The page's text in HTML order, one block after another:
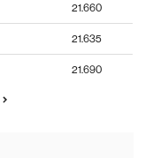
21.660
21.635
21.690